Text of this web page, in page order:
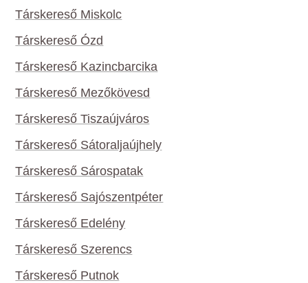
Társkereső Miskolc
Társkereső Ózd
Társkereső Kazincbarcika
Társkereső Mezőkövesd
Társkereső Tiszaújváros
Társkereső Sátoraljaújhely
Társkereső Sárospatak
Társkereső Sajószentpéter
Társkereső Edelény
Társkereső Szerencs
Társkereső Putnok